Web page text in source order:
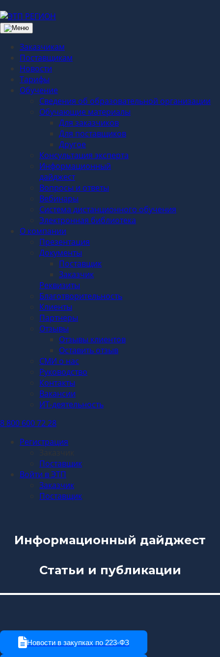
Заказчикам
Поставщикам
Новости
Тарифы
Обучение
Сведения об образовательной организации
Обучающие материалы
Для заказчиков
Для поставщиков
Другое
Консультация эксперта
Информационный
дайджест
Вопросы и ответы
Вебинары
Система дистанционного обучения
Электронная библиотека
О компании
Презентация
Документы
Поставщик
Заказчик
Реквизиты
Благотворительность
Клиенты
Партнеры
Отзывы
Отзывы клиентов
Оставить отзыв
СМИ о нас
Руководство
Контакты
Вакансии
ИТ-деятельность
8 800 600 72 28
Регистрация
Заказчик
Поставщик
Войти в ЭТП
Заказчик
Поставщик
Информационный дайджест
Статьи и публикации
Новости в закупках по 223-ФЗ